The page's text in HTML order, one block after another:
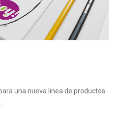
una nueva linea de productos